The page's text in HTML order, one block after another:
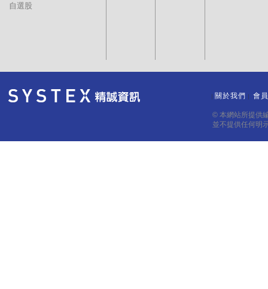
自選股
關於我們 會
© 本網站所提供
並不提供任何明